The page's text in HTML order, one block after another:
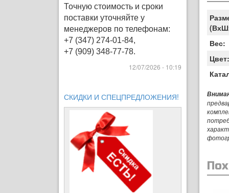
Точную стоимость и сроки
поставки уточняйте у
менеджеров по телефонам:
+7 (347) 274-01-84,
+7 (909) 348-77-78.
12/07/2026 - 10:19
СКИДКИ И СПЕЦПРЕДЛОЖЕНИЯ!
Вес: